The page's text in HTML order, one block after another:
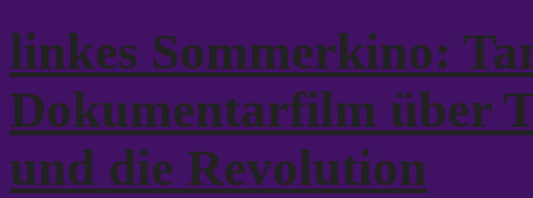
linkes Sommerkino:
Dokumentarfilm über
und die Revolution